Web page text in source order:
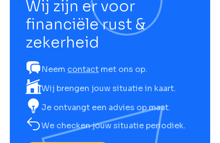
Wij zijn er voor
financiële rust &
zekerheid
Neem contact met ons op.
Wij brengen jouw situatie in kaart.
Je ontvangt een advies op maat.
We checken jouw situatie periodiek.